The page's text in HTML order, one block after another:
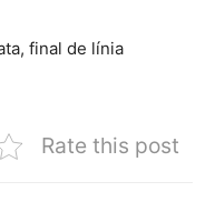
final de línia
Rate this post